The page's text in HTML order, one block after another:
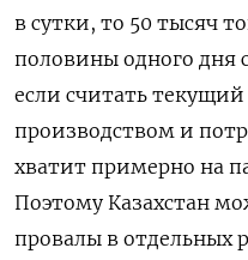
в сутки, то 50 тысяч
половины одного дня
если считать
производством и
хватит примерно на
Поэтому Казахстан
провалы в отдельных